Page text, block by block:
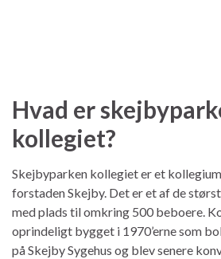
Hvad er
kollegiet?
Skejbyparken kollegiet er et
forstaden Skejby. Det er et af de
med plads til omkring 500 beboere.
oprindeligt bygget i 1970’erne som
på Skejby Sygehus og blev senere